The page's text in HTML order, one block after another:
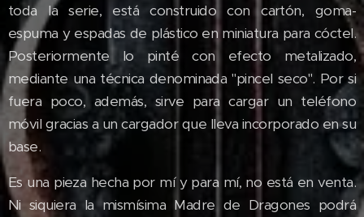
toda la serie, está construido con cartón, goma-
espuma y espadas de plástico en miniatura para cóctel.
Posteriormente lo pinté con efecto metalizado,
mediante una técnica denominada "pincel seco". Por si
fuera poco, además, sirve para cargar un teléfono
móvil gracias a un cargador que lleva incorporado en su
base.
Es una pieza hecha por mí y para mí, no está en venta.
Ni siquiera la mismísima Madre de Dragones podrá